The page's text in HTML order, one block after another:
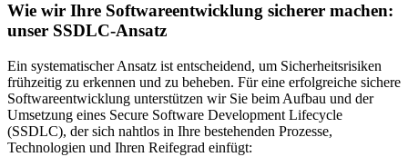
Wie wir Ihre Softwareentwicklung sicherer machen:
unser SSDLC-Ansatz
Ein systematischer Ansatz ist entscheidend, um Sicherheitsrisiken
frühzeitig zu erkennen und zu beheben. Für eine erfolgreiche sichere
Softwareentwicklung unterstützen wir Sie beim Aufbau und der
Umsetzung eines Secure Software Development Lifecycle
(SSDLC), der sich nahtlos in Ihre bestehenden Prozesse,
Technologien und Ihren Reifegrad einfügt: